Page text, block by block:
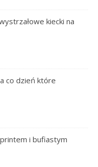
kiecki na
co dzień które
i bufiastym